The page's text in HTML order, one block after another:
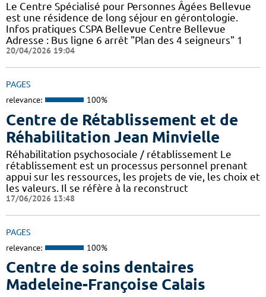
Le Centre Spécialisé pour Personnes Âgées Bellevue
est une résidence de long séjour en gérontologie.
Infos pratiques CSPA Bellevue Centre Bellevue
Adresse : Bus ligne 6 arrêt "Plan des 4 seigneurs" 1
20/04/2026 19:04
PAGES
relevance: 100%
Centre de Rétablissement et de
Réhabilitation Jean Minvielle
Réhabilitation psychosociale / rétablissement Le
rétablissement est un processus personnel prenant
appui sur les ressources, les projets de vie, les choix et
les valeurs. Il se réfère à la reconstruct
17/06/2026 13:48
PAGES
relevance: 100%
Centre de soins dentaires
Madeleine-Françoise Calais